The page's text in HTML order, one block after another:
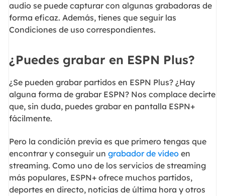
audio se puede capturar con algunas grabadoras de
forma eficaz. Además, tienes que seguir las
Condiciones de uso correspondientes.
¿Puedes grabar en ESPN Plus?
¿Se pueden grabar partidos en ESPN Plus? ¿Hay
alguna forma de grabar ESPN? Nos complace decirte
que, sin duda, puedes grabar en pantalla ESPN+
fácilmente.
Pero la condición previa es que primero tengas que
encontrar y conseguir un grabador de vídeoen
streaming. Como uno de los servicios de streaming
más populares, ESPN+ ofrece muchos partidos,
deportes en directo, noticias de última hora y otros